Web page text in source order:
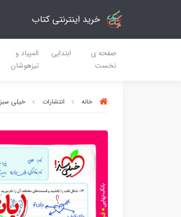
خرید اینترنتی کتاب
صفحه ی
نخست
ابتدایی
المپیاد و
تیزهوشان
خانه انتشارات خیلی سبز